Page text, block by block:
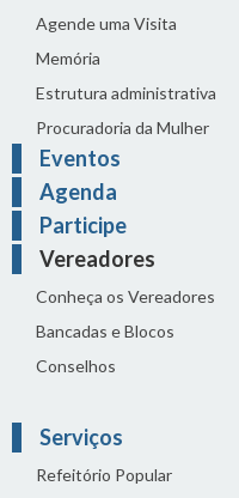
Agende uma Visita
Memória
Estrutura administrativa
Procuradoria da Mulher
Eventos
Agenda
Participe
Vereadores
Conheça os Vereadores
Bancadas e Blocos
Conselhos
Serviços
Refeitório Popular